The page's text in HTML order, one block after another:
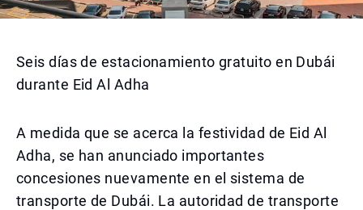
Seis días de estacionamiento gratuito en Dubái
durante Eid Al Adha
A medida que se acerca la festividad de Eid Al
Adha, se han anunciado importantes
concesiones nuevamente en el sistema de
transporte de Dubái. La autoridad de transporte